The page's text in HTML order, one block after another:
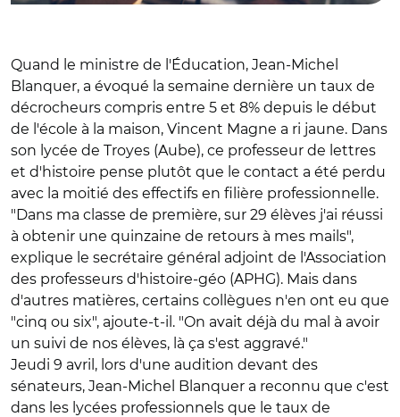
Quand le ministre de l'Éducation, Jean-Michel
Blanquer, a évoqué la semaine dernière un taux de
décrocheurs compris entre 5 et 8% depuis le début
de l'école à la maison, Vincent Magne a ri jaune. Dans
son lycée de Troyes (Aube), ce professeur de lettres
et d'histoire pense plutôt que le contact a été perdu
avec la moitié des effectifs en filière professionnelle.
"Dans ma classe de première, sur 29 élèves j'ai réussi
à obtenir une quinzaine de retours à mes mails",
explique le secrétaire général adjoint de l'Association
des professeurs d'histoire-géo (APHG). Mais dans
d'autres matières, certains collègues n'en ont eu que
"cinq ou six", ajoute-t-il. "On avait déjà du mal à avoir
un suivi de nos élèves, là ça s'est aggravé."
Jeudi 9 avril, lors d'une audition devant des
sénateurs, Jean-Michel Blanquer a reconnu que c'est
dans les lycées professionnels que le taux de